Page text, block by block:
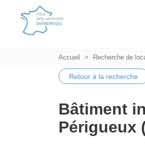
Accueil Recherche de
Retour à la recherche
Bâtiment
Périgueux